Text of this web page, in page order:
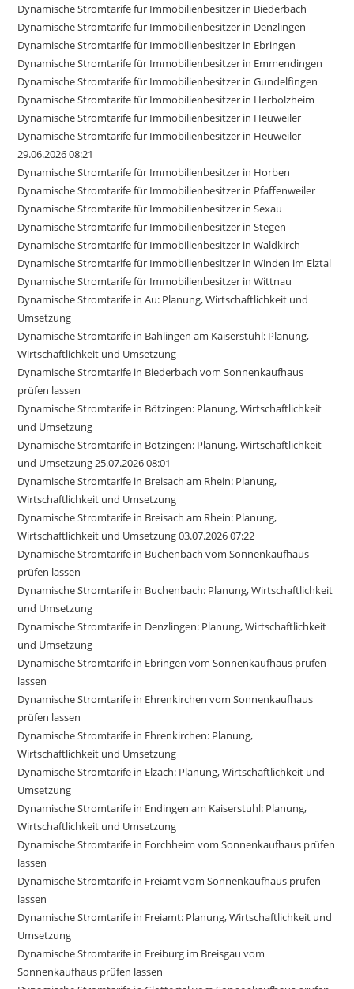
Dynamische Stromtarife für Immobilienbesitzer in Biederbach
Dynamische Stromtarife für Immobilienbesitzer in Denzlingen
Dynamische Stromtarife für Immobilienbesitzer in Ebringen
Dynamische Stromtarife für Immobilienbesitzer in Emmendingen
Dynamische Stromtarife für Immobilienbesitzer in Gundelfingen
Dynamische Stromtarife für Immobilienbesitzer in Herbolzheim
Dynamische Stromtarife für Immobilienbesitzer in Heuweiler
Dynamische Stromtarife für Immobilienbesitzer in Heuweiler
29.06.2026 08:21
Dynamische Stromtarife für Immobilienbesitzer in Horben
Dynamische Stromtarife für Immobilienbesitzer in Pfaffenweiler
Dynamische Stromtarife für Immobilienbesitzer in Sexau
Dynamische Stromtarife für Immobilienbesitzer in Stegen
Dynamische Stromtarife für Immobilienbesitzer in Waldkirch
Dynamische Stromtarife für Immobilienbesitzer in Winden im Elztal
Dynamische Stromtarife für Immobilienbesitzer in Wittnau
Dynamische Stromtarife in Au: Planung, Wirtschaftlichkeit und
Umsetzung
Dynamische Stromtarife in Bahlingen am Kaiserstuhl: Planung,
Wirtschaftlichkeit und Umsetzung
Dynamische Stromtarife in Biederbach vom Sonnenkaufhaus
prüfen lassen
Dynamische Stromtarife in Bötzingen: Planung, Wirtschaftlichkeit
und Umsetzung
Dynamische Stromtarife in Bötzingen: Planung, Wirtschaftlichkeit
und Umsetzung 25.07.2026 08:01
Dynamische Stromtarife in Breisach am Rhein: Planung,
Wirtschaftlichkeit und Umsetzung
Dynamische Stromtarife in Breisach am Rhein: Planung,
Wirtschaftlichkeit und Umsetzung 03.07.2026 07:22
Dynamische Stromtarife in Buchenbach vom Sonnenkaufhaus
prüfen lassen
Dynamische Stromtarife in Buchenbach: Planung, Wirtschaftlichkeit
und Umsetzung
Dynamische Stromtarife in Denzlingen: Planung, Wirtschaftlichkeit
und Umsetzung
Dynamische Stromtarife in Ebringen vom Sonnenkaufhaus prüfen
lassen
Dynamische Stromtarife in Ehrenkirchen vom Sonnenkaufhaus
prüfen lassen
Dynamische Stromtarife in Ehrenkirchen: Planung,
Wirtschaftlichkeit und Umsetzung
Dynamische Stromtarife in Elzach: Planung, Wirtschaftlichkeit und
Umsetzung
Dynamische Stromtarife in Endingen am Kaiserstuhl: Planung,
Wirtschaftlichkeit und Umsetzung
Dynamische Stromtarife in Forchheim vom Sonnenkaufhaus prüfen
lassen
Dynamische Stromtarife in Freiamt vom Sonnenkaufhaus prüfen
lassen
Dynamische Stromtarife in Freiamt: Planung, Wirtschaftlichkeit und
Umsetzung
Dynamische Stromtarife in Freiburg im Breisgau vom
Sonnenkaufhaus prüfen lassen